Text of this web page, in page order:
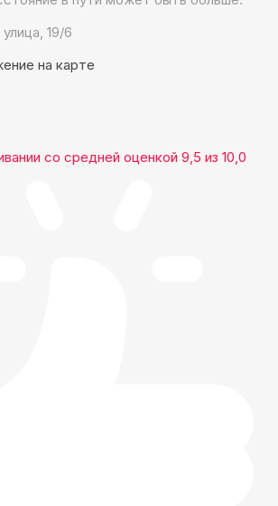
19/6
на карте
со средней оценкой 9,5 из 10,0